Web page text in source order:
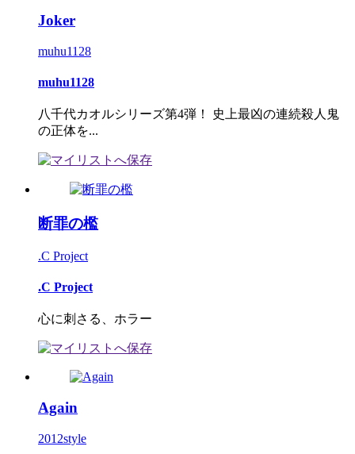
Joker
muhu1128
muhu1128
八千代カオルシリーズ第4弾！ 史上最凶の連続殺人鬼
の正体を...
断罪の檻
.C Project
.C Project
心に刺さる、ホラー
Again
2012style